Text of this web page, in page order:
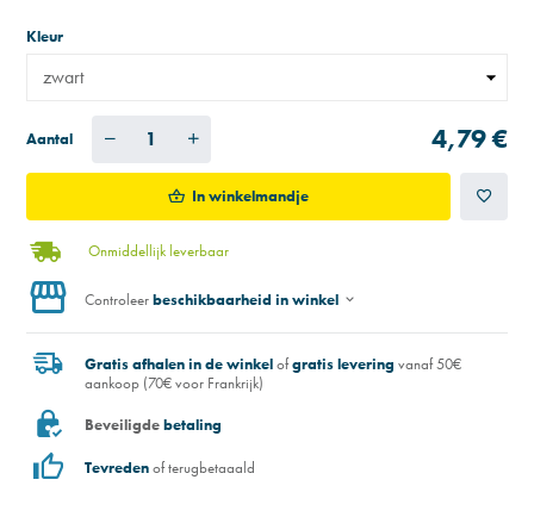
Kleur
Aantal 4,79 €
In winkelmandje
Onmiddellijk leverbaar
Controleerbeschikbaarheid in winkel
Gratis afhalen in de winkelofgratis levering vanaf 50€
aankoop (70€ voor Frankrijk)
Beveiligdebetaling
Tevredenof terugbetaaald